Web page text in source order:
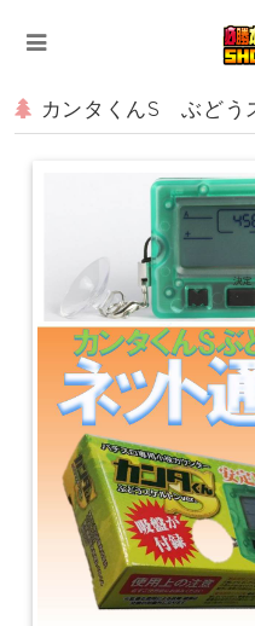
カンタくんS ぶどう